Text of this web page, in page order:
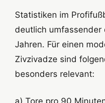
Statistiken im
deutlich umfassender
Jahren. Für einen
Zivzivadze sind
besonders relevant: